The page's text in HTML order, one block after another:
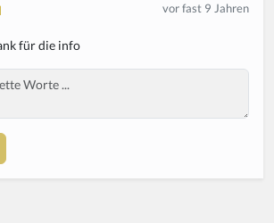
vor fast 9 Jahren
für die info